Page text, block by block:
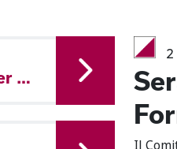
GPI GROUP nuovo partner del Comitato Trentino FISO